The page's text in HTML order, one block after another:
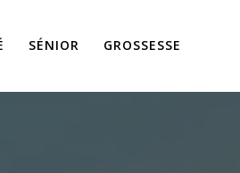
SÉNIOR GROSSESSE